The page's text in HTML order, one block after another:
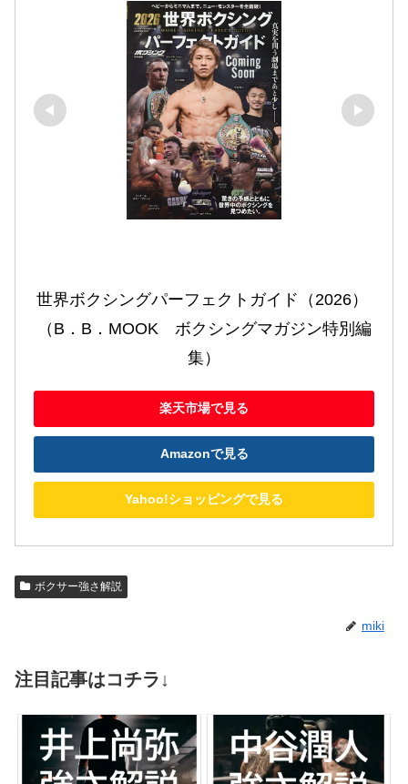
世界ボクシングパーフェクトガイド（2026）
（B．B．MOOK　ボクシングマガジン特別編
集）
楽天市場で見る
Amazonで見る
Yahoo!ショッピングで見る
ボクサー強さ解説
miki
注目記事はコチラ↓